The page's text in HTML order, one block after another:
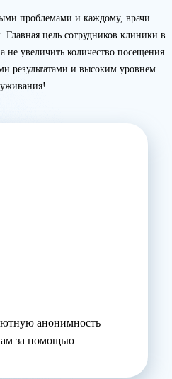
проблемами и каждому, врачи
цель сотрудников клиники в
увеличить количество посещения
результатами и высоким уровнем
анонимность
за помощью